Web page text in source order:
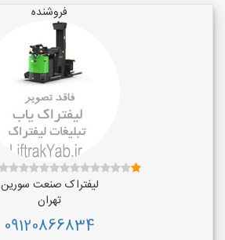
فروشنده
لیفتراک صنعت سورین
تهران
09120866834